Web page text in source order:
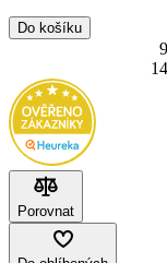
Do košíku
Porovnat